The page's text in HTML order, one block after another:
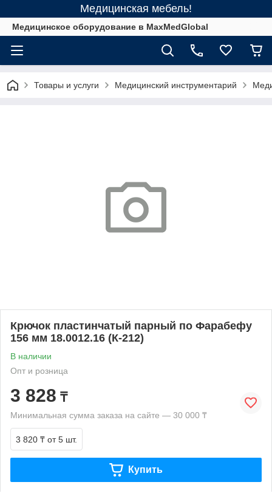
Медицинская мебель!
Медицинское оборудование в MaxMedGlobal
Товары и услуги Медицинский инструментарий
Крючок пластинчатый парный по Фарабефу
156 мм 18.0012.16 (К-212)
В наличии
Опт и розница
3 828 ₸
Минимальная сумма заказа на сайте — 30 000 ₸
3 820 ₸ от 5 шт.
Купить